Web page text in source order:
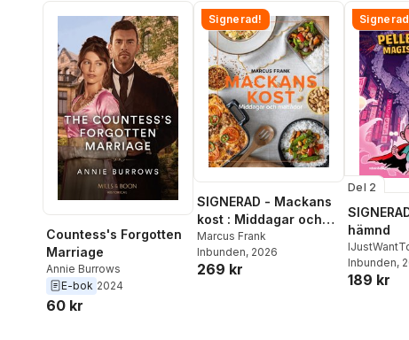
Countess's Forgotten
Marriage
Annie Burrows
E-bok 2024
60 kr
Signerad!
SIGNERAD - Mackans
kost : Middagar och
matlådor
Marcus Frank
Inbunden, 2026
269 kr
Del 2
hämnd
Adolphson,
Beer ,Victor
Inbunden,
189 kr